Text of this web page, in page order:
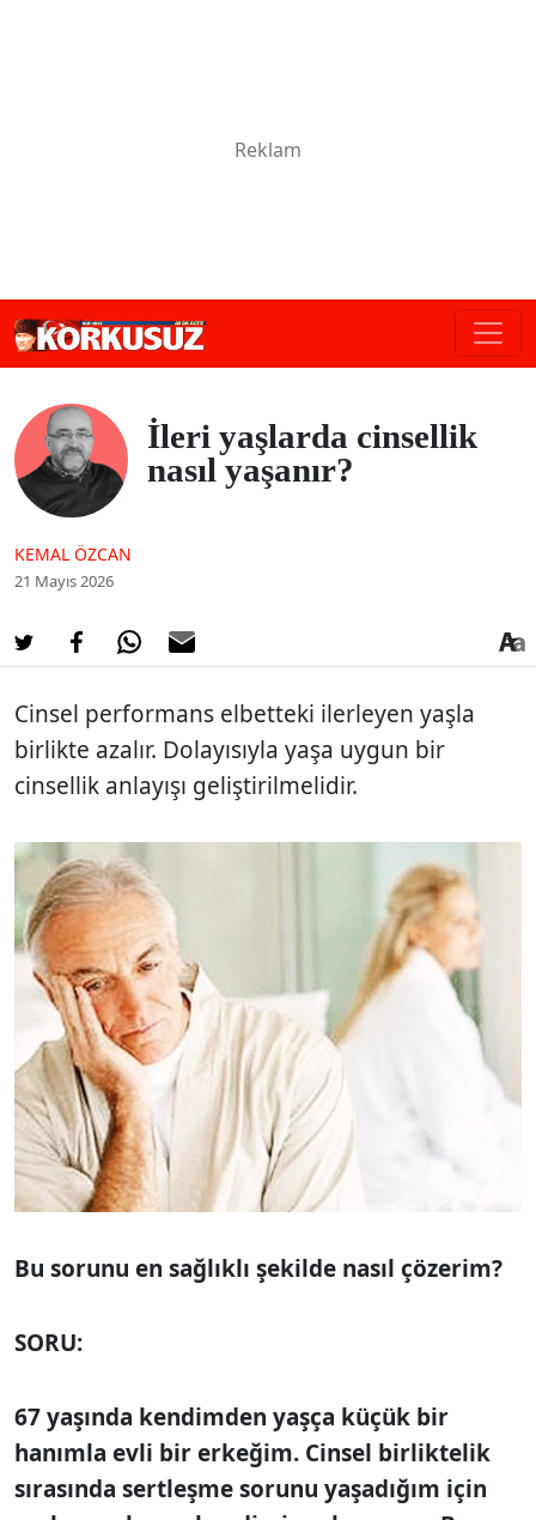
İleri yaşlarda cinsellik
nasıl yaşanır?
KEMAL ÖZCAN
21 Mayıs 2026
Cinsel performans elbetteki ilerleyen yaşla
birlikte azalır. Dolayısıyla yaşa uygun bir
cinsellik anlayışı geliştirilmelidir.
Bu sorunu en sağlıklı şekilde nasıl çözerim?
SORU:
67 yaşında kendimden yaşça küçük bir
hanımla evli bir erkeğim. Cinsel birliktelik
sırasında sertleşme sorunu yaşadığım için